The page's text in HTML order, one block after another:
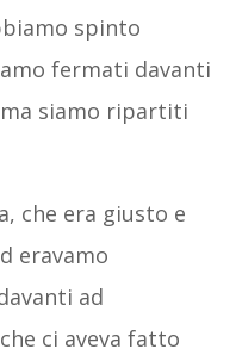
spinto
fermati davanti
siamo ripartiti
che era giusto e
eravamo
ad
ci aveva fatto